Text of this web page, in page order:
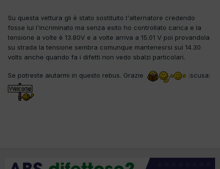
Su questa vettura gli è stato sostituito l'alternatore credendo
fosse lui l'incriminato ma senza esito ho controllato carica e la
tensione a volte è 13.80V e a volte arriva a 15.01 V poi provandola
su strada la tensione sembra comunque mantenesrsi sui 14.30
volts anche quando fa i difetti non vedo sbalzi particolari.
Se potreste aiutarmi in questo rebus. Grazie :scusa: